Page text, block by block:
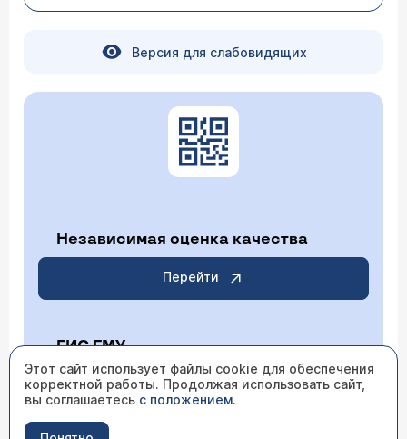
Версия для слабовидящих
Независимая оценка качества
Перейти
ГИС ГМУ
Перейти
Этот сайт использует файлы cookie для обеспечения
корректной работы. Продолжая использовать сайт,
вы соглашаетесь с положением.